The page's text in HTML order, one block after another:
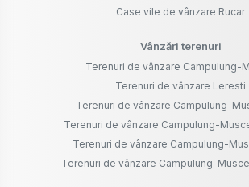
Case vile de vânzare Rucar
Vânzări terenuri
Terenuri de vânzare Campulung-
Terenuri de vânzare Leresti
Terenuri de vânzare Campulung-
Terenuri de vânzare Campulung-
Terenuri de vânzare Campulung-
Terenuri de vânzare Campulung-